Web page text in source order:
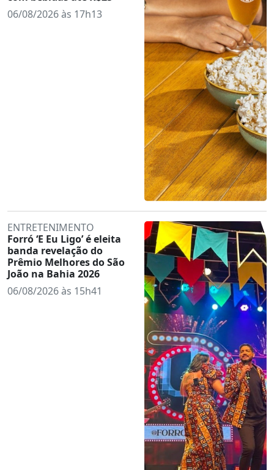
06/08/2026 às 17h13
ENTRETENIMENTO
Forró ‘E Eu Ligo’ é eleita
banda revelação do
Prêmio Melhores do São
João na Bahia 2026
06/08/2026 às 15h41